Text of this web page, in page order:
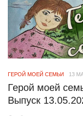
ГЕРОЙ МОЕЙ СЕМЬИ 13
Герой моей
Выпуск